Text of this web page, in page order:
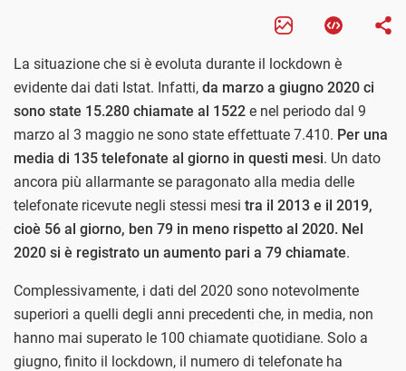
La situazione che si è evoluta durante il lockdown è
evidente dai dati Istat. Infatti, da marzo a giugno 2020 ci
sono state 15.280 chiamate al 1522 e nel periodo dal 9
marzo al 3 maggio ne sono state effettuate 7.410. Per una
media di 135 telefonate al giorno in questi mesi. Un dato
ancora più allarmante se paragonato alla media delle
telefonate ricevute negli stessi mesi tra il 2013 e il 2019,
cioè 56 al giorno, ben 79 in meno rispetto al 2020. Nel
2020 si è registrato un aumento pari a 79 chiamate.
Complessivamente, i dati del 2020 sono notevolmente
superiori a quelli degli anni precedenti che, in media, non
hanno mai superato le 100 chiamate quotidiane. Solo a
giugno, finito il lockdown, il numero di telefonate ha